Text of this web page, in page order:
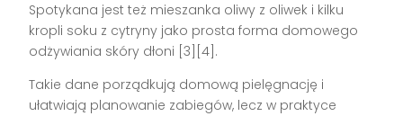
Spotykana jest też mieszanka oliwy z oliwek i kilku
kropli soku z cytryny jako prosta forma domowego
odżywiania skóry dłoni [3][4].
Takie dane porządkują domową pielęgnację i
ułatwiają planowanie zabiegów, lecz w praktyce